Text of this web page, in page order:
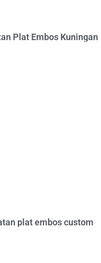
Plat Embos Kuningan
plat embos custom